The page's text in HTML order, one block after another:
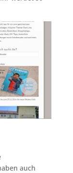
auch